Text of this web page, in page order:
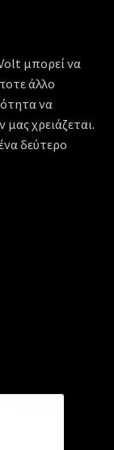
μπορεί να
άλλο
να
χρειάζεται.
δεύτερο